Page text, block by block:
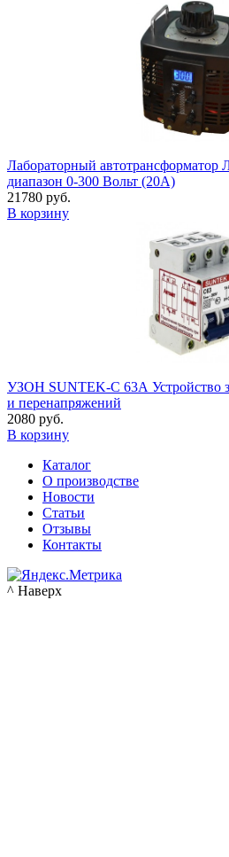
Лабораторный
диапазон 0-300 Вольт (20А)
21780 руб.
В корзину
УЗОН SUNTEK-C 63А Устройство
и перенапряжений
2080 руб.
В корзину
Каталог
О производстве
Новости
Статьи
Отзывы
Контакты
^ Наверх